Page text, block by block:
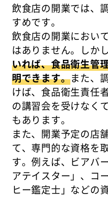
飲食店の開業では、
すめです。
飲食店の開業におい
はありません。しか
いれば、食品衛生管
明できます。また、
けば、食品衛生責任
の講習会を受けなく
もあります。
また、開業予定の店
て、専門的な資格を
す。例えば、ビアバ
アテイスター」、コ
ヒー鑑定士」などの